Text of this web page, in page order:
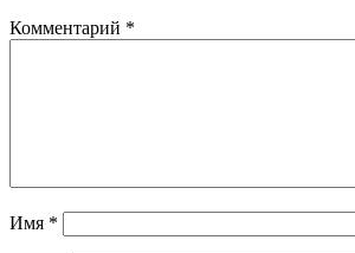
Комментарий *
Имя *